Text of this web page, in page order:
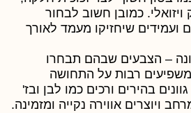
כמובן חשוב לבחור
ועמידים שיחזיקו מעמד לאורך
– הצבעים שבהם תבחרו
רבות על התחושה
בהירים ורכים כמו לבן ובז'
ויוצרים אווירה נקייה ומזמינה.